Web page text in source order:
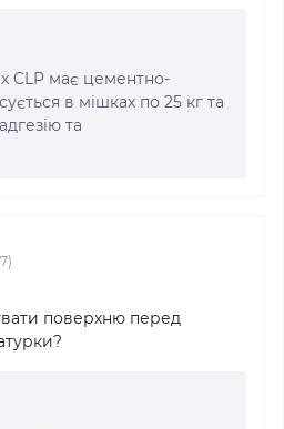
CLP має цементно-
в мішках по 25 кг та
та
поверхню перед